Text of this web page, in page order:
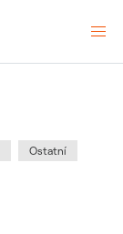
Ostatní